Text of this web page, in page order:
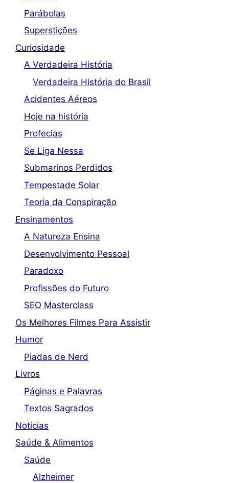
Parábolas
Superstições
Curiosidade
A Verdadeira História
Verdadeira História do Brasil
Acidentes Aéreos
Hoje na história
Profecias
Se Liga Nessa
Submarinos Perdidos
Tempestade Solar
Teoria da Conspiração
Ensinamentos
A Natureza Ensina
Desenvolvimento Pessoal
Paradoxo
Profissões do Futuro
SEO Masterclass
Os Melhores Filmes Para Assistir
Humor
Piadas de Nerd
Livros
Páginas e Palavras
Textos Sagrados
Noticias
Saúde & Alimentos
Saúde
Alzheimer